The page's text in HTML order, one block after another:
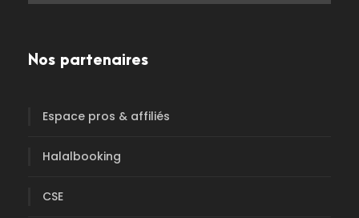
Nos partenaires
Espace pros & affiliés
Halalbooking
CSE